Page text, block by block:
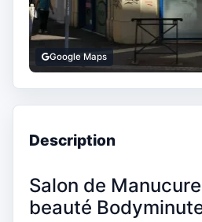
Google Maps
Description
Salon de
beauté